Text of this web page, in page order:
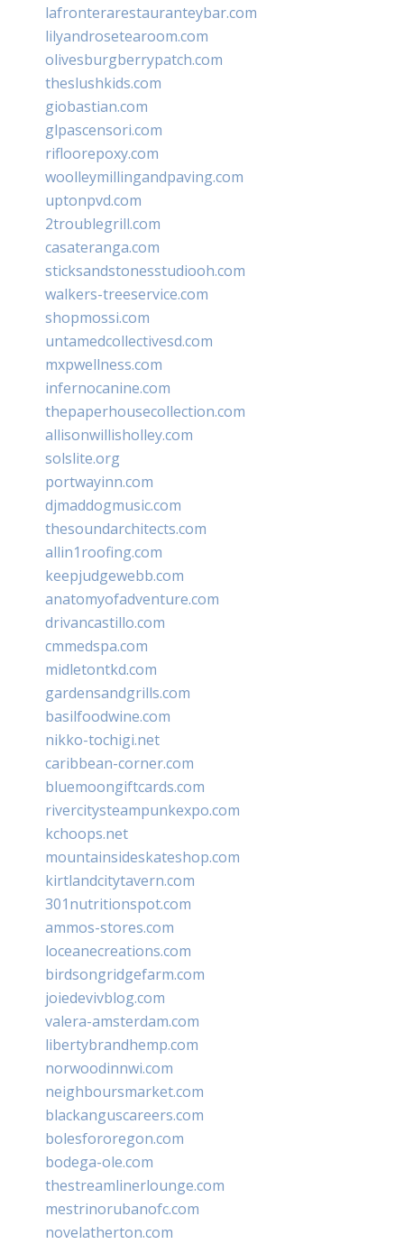
lafronterarestauranteybar.com
lilyandrosetearoom.com
olivesburgberrypatch.com
theslushkids.com
giobastian.com
glpascensori.com
rifloorepoxy.com
woolleymillingandpaving.com
uptonpvd.com
2troublegrill.com
casateranga.com
sticksandstonesstudiooh.com
walkers-treeservice.com
shopmossi.com
untamedcollectivesd.com
mxpwellness.com
infernocanine.com
thepaperhousecollection.com
allisonwillisholley.com
solslite.org
portwayinn.com
djmaddogmusic.com
thesoundarchitects.com
allin1roofing.com
keepjudgewebb.com
anatomyofadventure.com
drivancastillo.com
cmmedspa.com
midletontkd.com
gardensandgrills.com
basilfoodwine.com
nikko-tochigi.net
caribbean-corner.com
bluemoongiftcards.com
rivercitysteampunkexpo.com
kchoops.net
mountainsideskateshop.com
kirtlandcitytavern.com
301nutritionspot.com
ammos-stores.com
loceanecreations.com
birdsongridgefarm.com
joiedevivblog.com
valera-amsterdam.com
libertybrandhemp.com
norwoodinnwi.com
neighboursmarket.com
blackanguscareers.com
bolesfororegon.com
bodega-ole.com
thestreamlinerlounge.com
mestrinorubanofc.com
novelatherton.com